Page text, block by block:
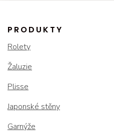
PRODUKTY
Rolety
Žaluzie
Plisse
Japonské stěny
Garnýže